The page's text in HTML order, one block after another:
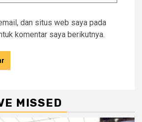
dan situs web saya pada
komentar saya berikutnya.
MISSED